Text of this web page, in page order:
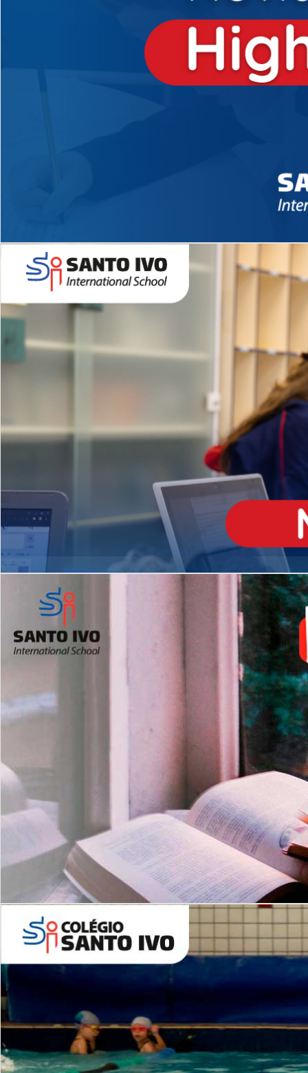
Novidades 2026 High School
Matrículas Abertas 2026
Leituras Literárias
EDUCAÇÃO INFANTIL
Inglês todos os dias
MÉDIO
igh School
Dupla Diplomação
2º AO 5º ANO FUNDAMENTAL
es
Com imersão Bilingue - Anos
Finais
6º AO 9º ANO FUNDAMENTAL
Inglês: Turmas Reduzidas
(Proficiência)
ALUNOS NOVOS
Entre em Contato